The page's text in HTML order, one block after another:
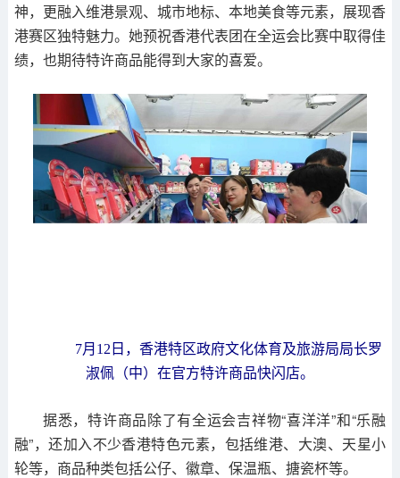
神，更融入维港景观、城市地标、本地美食等元素，展现香
港赛区独特魅力。她预祝香港代表团在全运会比赛中取得佳
绩，也期待特许商品能得到大家的喜爱。
7月12日，香港特区政府文化体育及旅游局局长罗
淑佩（中）在官方特许商品快闪店。
据悉，特许商品除了有全运会吉祥物“喜洋洋”和“乐融
融”，还加入不少香港特色元素，包括维港、大澳、天星小
轮等，商品种类包括公仔、徽章、保温瓶、搪瓷杯等。